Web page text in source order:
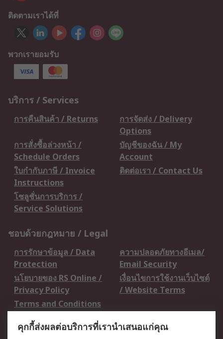
ติดตามเราได้ที่
พวกเรายอมรับ
บริการ / Services
การคืนสินค้า / Returns
การจัดส่ง / Delivery
Options
การสั่งซื้อล่วงหน้า /
Schedule Orders
บัญชีของฉัน / My
Account
ใบกำกับภาษี / Invoice
Instructions
ติดต่อเรา / Contact Us
โซลูชั่นการบริการ /
Service Solutions
ชอบด้วยกฎหมาย / Legal
การรักษาข้อมูล / Data
Protection
ความปลอดภัยทางอีเมล/
Email Security
นโยบายของ RS Online /
Privacy Policy
เงื่อนไขการใช้งานเว็บไซต์
/ Website Terms
Terms and Conditions
คุกกี้ส่งผลต่อบริการที่เรานำเสนอแก่คุณ